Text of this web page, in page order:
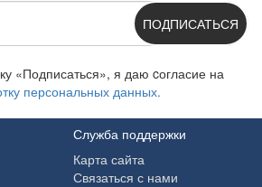
ПОДПИСАТЬСЯ
«Подписаться», я даю cогласие на
персональных данных.
Служба поддержки
Карта сайта
Связаться с нами